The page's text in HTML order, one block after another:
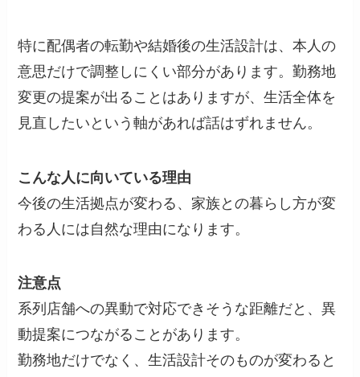
特に配偶者の転勤や結婚後の生活設計は、本人の
意思だけで調整しにくい部分があります。勤務地
変更の提案が出ることはありますが、生活全体を
見直したいという軸があれば話はずれません。
こんな人に向いている理由
今後の生活拠点が変わる、家族との暮らし方が変
わる人には自然な理由になります。
注意点
系列店舗への異動で対応できそうな距離だと、異
動提案につながることがあります。
勤務地だけでなく、生活設計そのものが変わると